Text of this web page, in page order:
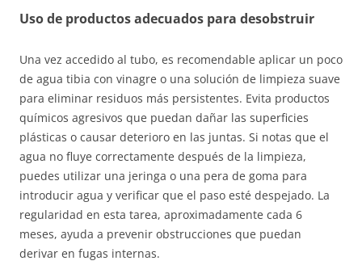
Uso de productos adecuados para desobstruir
Una vez accedido al tubo, es recomendable aplicar un poco
de agua tibia con vinagre o una solución de limpieza suave
para eliminar residuos más persistentes. Evita productos
químicos agresivos que puedan dañar las superficies
plásticas o causar deterioro en las juntas. Si notas que el
agua no fluye correctamente después de la limpieza,
puedes utilizar una jeringa o una pera de goma para
introducir agua y verificar que el paso esté despejado. La
regularidad en esta tarea, aproximadamente cada 6
meses, ayuda a prevenir obstrucciones que puedan
derivar en fugas internas.